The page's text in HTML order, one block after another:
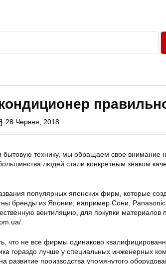
28 Червня, 2018
технику, мы обращаем свое внимание
людей стали конкретным знаком
популярных японских фирм, которые
бренды из Японии, например Сони,
вентиляцию, для покупки материалов
.
что не все фирмы одинаково
гораздо лучше у специальных инженерных
развитие производства упомянутого